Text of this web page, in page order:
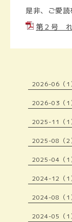
是非、ご愛読
第２号
2026-06（1
2026-03（1
2025-11（1
2025-08（2
2025-04（1
2024-12（1
2024-08（1
2024-05（1